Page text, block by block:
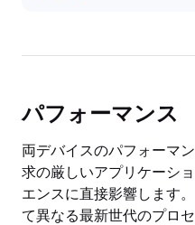
パフォーマンス
両デバイスのパフォーマ
求の厳しいアプリケーシ
エンスに直接影響します
て異なる最新世代のプロ